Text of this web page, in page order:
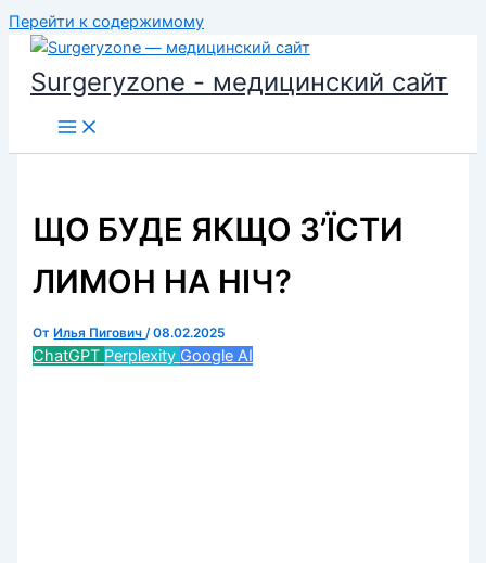
Перейти к содержимому
Surgeryzone - медицинский сайт
ЩО БУДЕ ЯКЩО З’ЇСТИ
ЛИМОН НА НІЧ?
От Илья Пигович/08.02.2025
ChatGPT Perplexity Google AI